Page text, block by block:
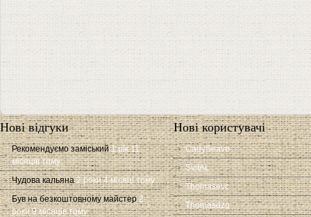
Нові відгуки
Рекомендуємо заміський 1 рік 11
місяців тому
Чудова кальяна 2 роки 4 місяці тому
Був на безкоштовному майстер 2
роки 9 місяців тому
Нові користувачі
CadySeave
SvitAL
Thomasevc
Thomasdzq